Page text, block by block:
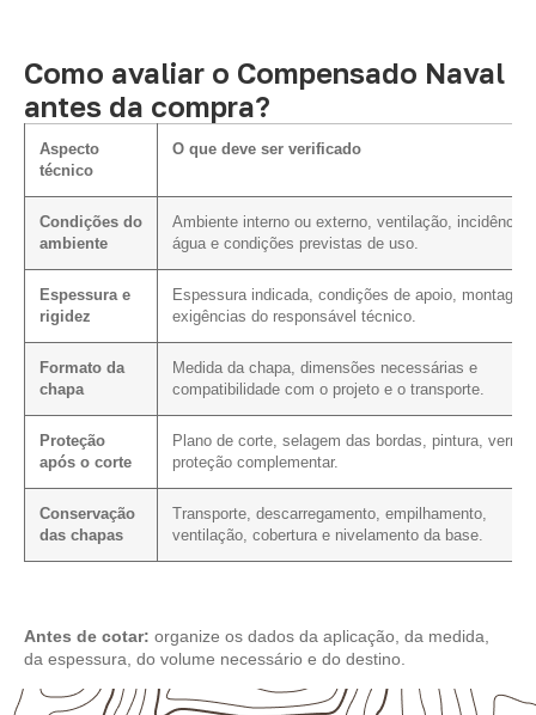
Como avaliar o Compensado Naval
antes da compra?
Aspecto
técnico
O que deve ser verificado
Condições do
ambiente
Ambiente interno ou externo, ventilação, incidência
água e condições previstas de uso.
Espessura e
rigidez
Espessura indicada, condições de apoio,
exigências do responsável técnico.
Formato da
chapa
Medida da chapa, dimensões necessárias e
compatibilidade com o projeto e o transporte.
Proteção
após o corte
Plano de corte, selagem das bordas, pintura, verniz
proteção complementar.
Conservação
das chapas
Transporte, descarregamento, empilhamento,
ventilação, cobertura e nivelamento da base.
Antes de cotar: organize os dados da aplicação, da medida,
da espessura, do volume necessário e do destino.